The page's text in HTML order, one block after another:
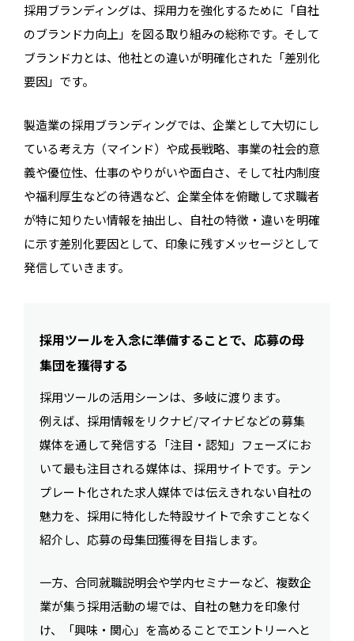
採用ブランディングは、採用力を強化するために「自社
のブランド力向上」を図る取り組みの総称です。そして
ブランド力とは、他社との違いが明確化された「差別化
要因」です。
製造業の採用ブランディングでは、企業として大切にし
ている考え方（マインド）や成長戦略、事業の社会的意
義や優位性、仕事のやりがいや面白さ、そして社内制度
や福利厚生などの待遇など、企業全体を俯瞰して求職者
が特に知りたい情報を抽出し、自社の特徴・違いを明確
に示す差別化要因として、印象に残すメッセージとして
発信していきます。
採用ツールを入念に準備することで、応募の母
集団を獲得する
採用ツールの活用シーンは、多岐に渡ります。
例えば、採用情報をリクナビ/マイナビなどの募集
媒体を通して発信する「注目・認知」フェーズにお
いて最も注目される媒体は、採用サイトです。テン
プレート化された求人媒体では伝えきれない自社の
魅力を、採用に特化した特設サイトで余すことなく
紹介し、応募の母集団獲得を目指します。
一方、合同就職説明会や学内セミナーなど、複数企
業が集う採用活動の場では、自社の魅力を印象付
け、「興味・関心」を高めることでエントリーへと